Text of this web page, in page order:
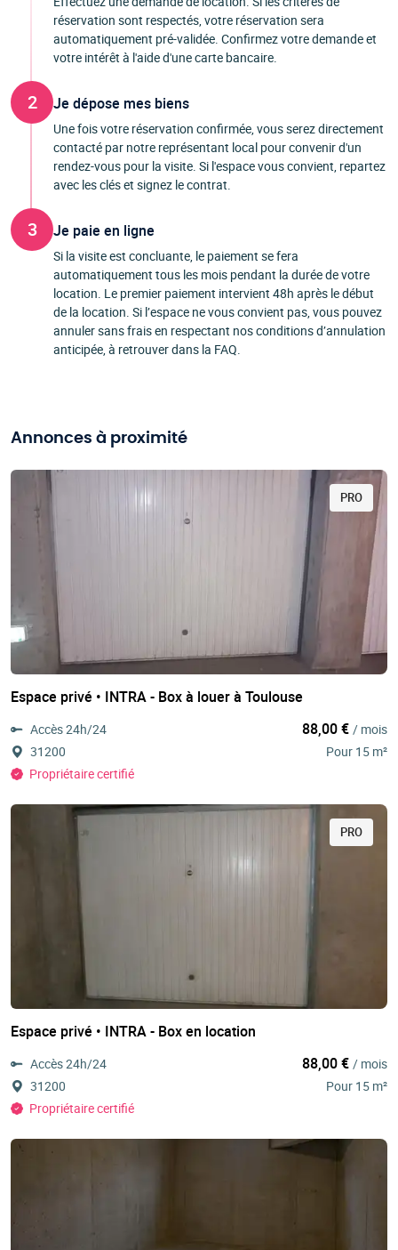
réservation sont respectés, votre réservation sera
automatiquement pré-validée. Confirmez votre demande et
votre intérêt à l'aide d'une carte bancaire.
2 Je dépose mes biens
Une fois votre réservation confirmée, vous serez directement
contacté par notre représentant local pour convenir d'un
rendez-vous pour la visite. Si l'espace vous convient, repartez
avec les clés et signez le contrat.
3 Je paie en ligne
Si la visite est concluante, le paiement se fera
automatiquement tous les mois pendant la durée de votre
location. Le premier paiement intervient 48h après le début
de la location. Si l’espace ne vous convient pas, vous pouvez
annuler sans frais en respectant nos conditions d’annulation
anticipée, à retrouver dans la FAQ.
Annonces à proximité
PRO
Espace privé • INTRA - Box à louer à Toulouse
Accès 24h/24
31200
Propriétaire certifié
88,00 € / mois
Pour 15 m²
PRO
Espace privé • INTRA - Box en location
Accès 24h/24
31200
Propriétaire certifié
88,00 € / mois
Pour 15 m²